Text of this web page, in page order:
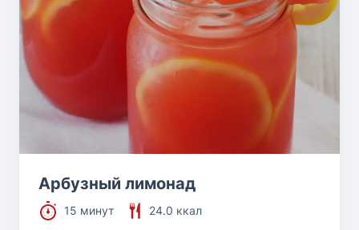
Арбузный лимонад
15 минут
24.0 ккал